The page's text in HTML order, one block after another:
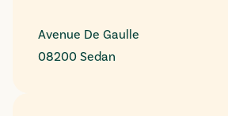
Avenue De Gaulle
08200 Sedan